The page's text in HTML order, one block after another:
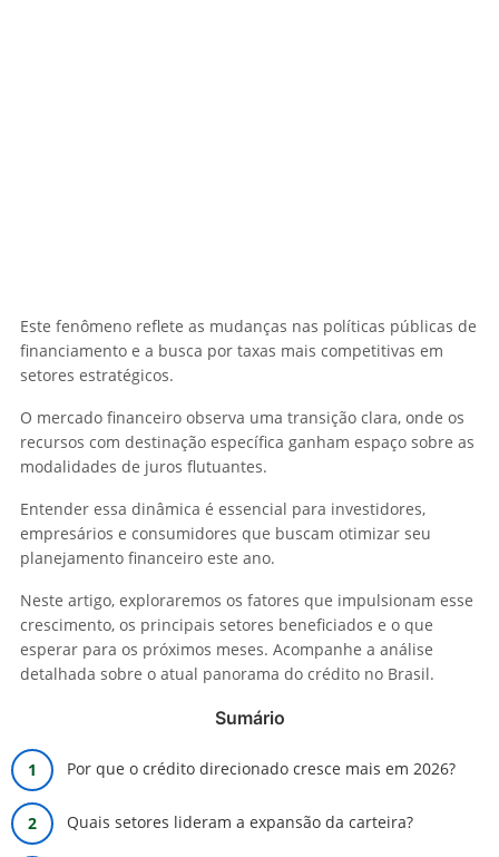
Este fenômeno reflete as mudanças nas políticas públicas de
financiamento e a busca por taxas mais competitivas em
setores estratégicos.
O mercado financeiro observa uma transição clara, onde os
recursos com destinação específica ganham espaço sobre as
modalidades de juros flutuantes.
Entender essa dinâmica é essencial para investidores,
empresários e consumidores que buscam otimizar seu
planejamento financeiro este ano.
Neste artigo, exploraremos os fatores que impulsionam esse
crescimento, os principais setores beneficiados e o que
esperar para os próximos meses. Acompanhe a análise
detalhada sobre o atual panorama do crédito no Brasil.
Sumário
Por que o crédito direcionado cresce mais em 2026?
Quais setores lideram a expansão da carteira?